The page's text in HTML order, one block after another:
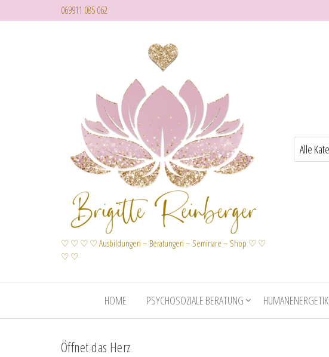
069911 085 062
♡ ♡ ♡ ♡ Ausbildungen – Beratungen – Seminare – Shop ♡ ♡
♡ ♡
HOME PSYCHOSOZIALE BERATUNG HUMANENERGETIK
Öffnet das Herz